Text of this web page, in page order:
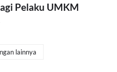
Pelaku UMKM
lainnya